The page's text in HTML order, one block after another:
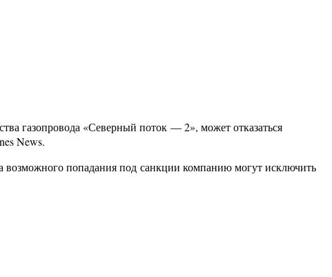
газопровода «Северный поток — 2», может отказаться
News.
возможного попадания под санкции компанию могут исключить